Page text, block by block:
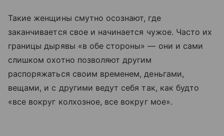
Такие женщины смутно осознают, где
заканчивается свое и начинается чужое. Часто их
границы дырявы «в обе стороны» — они и сами
слишком охотно позволяют другим
распоряжаться своим временем, деньгами,
вещами, и с другими ведут себя так, как будто
«все вокруг колхозное, все вокруг мое».